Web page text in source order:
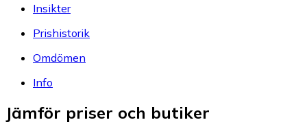
Insikter
Prishistorik
Omdömen
Info
Jämför priser och butiker